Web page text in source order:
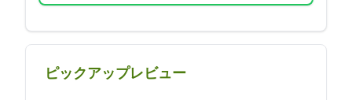
ピックアップレビュー